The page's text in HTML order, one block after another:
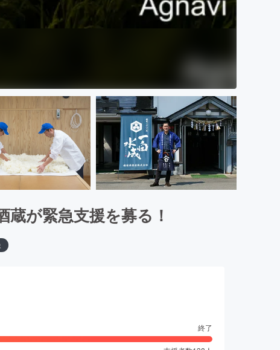
蔵が緊急支援を募る！
終了